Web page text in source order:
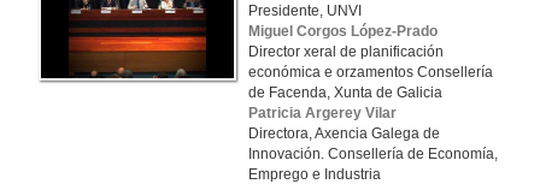
Presidente, UNVI
Miguel Corgos López-Prado
Director xeral de planificación
económica e orzamentos Consellería
de Facenda, Xunta de Galicia
Patricia Argerey Vilar
Directora, Axencia Galega de
Innovación. Consellería de Economía,
Emprego e Industria